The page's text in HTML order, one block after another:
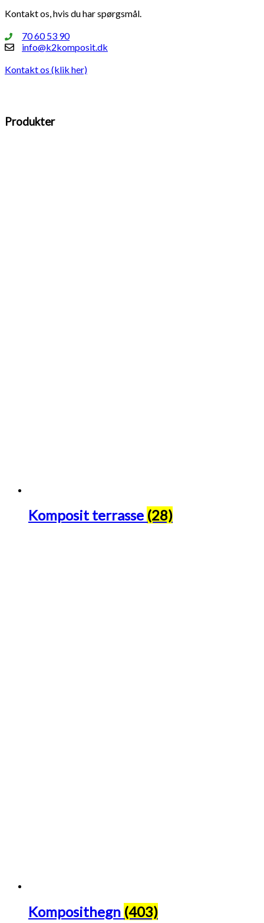
Kontakt os, hvis du har spørgsmål.
70 60 53 90
info@k2komposit.dk
Kontakt os (klik her)
Produkter
Komposit terrasse (28)
Komposithegn (403)